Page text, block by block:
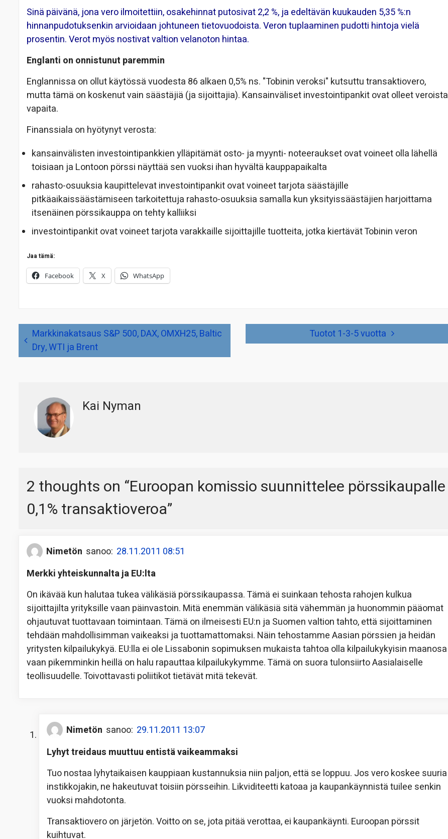
Sinä päivänä, jona vero ilmoitettiin, osakehinnat putosivat 2,2 %, ja edeltävän kuukauden 5,35 %:n
hinnanpudotuksenkin arvioidaan johtuneen tietovuodoista. Veron tuplaaminen pudotti hintoja vielä
prosentin. Verot myös nostivat valtion velanoton hintaa.
Englanti on onnistunut paremmin
Englannissa on ollut käytössä vuodesta 86 alkaen 0,5% ns. "Tobinin veroksi" kutsuttu transaktiovero,
mutta tämä on koskenut vain säästäjiä (ja sijoittajia). Kansainväliset investointipankit ovat olleet veroista
vapaita.
Finanssiala on hyötynyt verosta:
kansainvälisten investointipankkien ylläpitämät osto- ja myynti- noteeraukset ovat voineet olla lähellä
toisiaan ja Lontoon pörssi näyttää sen vuoksi ihan hyvältä kauppapaikalta
rahasto-osuuksia kaupittelevat investointipankit ovat voineet tarjota säästäjille
pitkäaikaissäästämiseen tarkoitettuja rahasto-osuuksia samalla kun yksityissäästäjien harjoittama
itsenäinen pörssikauppa on tehty kalliiksi
investointipankit ovat voineet tarjota varakkaille sijoittajille tuotteita, jotka kiertävät Tobinin veron
Jaa tämä:
Facebook X WhatsApp
Artikkelien
selausMarkkinakatsaus S&P 500, DAX, OMXH25, Baltic
Dry, WTI ja Brent
Tuotot 1-3-5 vuotta
Kai Nyman
2 thoughts on “Euroopan komissio suunnittelee pörssikaupalle
0,1% transaktioveroa”
Nimetön sanoo: 28.11.2011 08:51
Merkki yhteiskunnalta ja EU:lta
On ikävää kun halutaa tukea välikäsiä pörssikaupassa. Tämä ei suinkaan tehosta rahojen kulkua
sijoittajilta yrityksille vaan päinvastoin. Mitä enemmän välikäsiä sitä vähemmän ja huonommin pääomat
ohjautuvat tuottavaan toimintaan. Tämä on ilmeisesti EU:n ja Suomen valtion tahto, että sijoittaminen
tehdään mahdollisimman vaikeaksi ja tuottamattomaksi. Näin tehostamme Aasian pörssien ja heidän
yritysten kilpailukykyä. EU:lla ei ole Lissabonin sopimuksen mukaista tahtoa olla kilpailukykyisin maanosa
vaan pikemminkin heillä on halu rapauttaa kilpailukykymme. Tämä on suora tulonsiirto Aasialaiselle
teollisuudelle. Toivottavasti poliitikot tietävät mitä tekevät.
Nimetön sanoo: 29.11.2011 13:07
Lyhyt treidaus muuttuu entistä vaikeammaksi
Tuo nostaa lyhytaikaisen kauppiaan kustannuksia niin paljon, että se loppuu. Jos vero koskee suuria
instikkojakin, ne hakeutuvat toisiin pörsseihin. Likviditeetti katoaa ja kaupankäynnistä tuilee senkin
vuoksi mahdotonta.
Transaktiovero on järjetön. Voitto on se, jota pitää verottaa, ei kaupankäynti. Euroopan pörssit
kuihtuvat.